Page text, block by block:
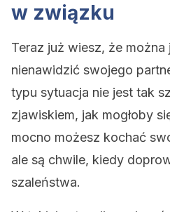
w związku
Teraz już wiesz, że
nienawidzić swojego
typu sytuacja nie jest tak
zjawiskiem, jak mogłoby
mocno możesz kochać
ale są chwile, kiedy
szaleństwa.